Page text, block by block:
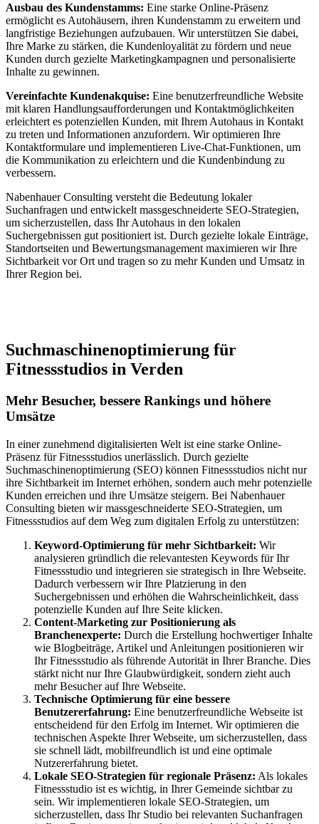
Ausbau des Kundenstamms: Eine starke Online-Präsenz
ermöglicht es Autohäusern, ihren Kundenstamm zu erweitern und
langfristige Beziehungen aufzubauen. Wir unterstützen Sie dabei,
Ihre Marke zu stärken, die Kundenloyalität zu fördern und neue
Kunden durch gezielte Marketingkampagnen und personalisierte
Inhalte zu gewinnen.
Vereinfachte Kundenakquise: Eine benutzerfreundliche Website
mit klaren Handlungsaufforderungen und Kontaktmöglichkeiten
erleichtert es potenziellen Kunden, mit Ihrem Autohaus in Kontakt
zu treten und Informationen anzufordern. Wir optimieren Ihre
Kontaktformulare und implementieren Live-Chat-Funktionen, um
die Kommunikation zu erleichtern und die Kundenbindung zu
verbessern.
Nabenhauer Consulting versteht die Bedeutung lokaler
Suchanfragen und entwickelt massgeschneiderte SEO-Strategien,
um sicherzustellen, dass Ihr Autohaus in den lokalen
Suchergebnissen gut positioniert ist. Durch gezielte lokale Einträge,
Standortseiten und Bewertungsmanagement maximieren wir Ihre
Sichtbarkeit vor Ort und tragen so zu mehr Kunden und Umsatz in
Ihrer Region bei.
Suchmaschinenoptimierung für
Fitnessstudios in Verden
Mehr Besucher, bessere Rankings und höhere
Umsätze
In einer zunehmend digitalisierten Welt ist eine starke Online-
Präsenz für Fitnessstudios unerlässlich. Durch gezielte
Suchmaschinenoptimierung (SEO) können Fitnessstudios nicht nur
ihre Sichtbarkeit im Internet erhöhen, sondern auch mehr potenzielle
Kunden erreichen und ihre Umsätze steigern. Bei Nabenhauer
Consulting bieten wir massgeschneiderte SEO-Strategien, um
Fitnessstudios auf dem Weg zum digitalen Erfolg zu unterstützen:
Keyword-Optimierung für mehr Sichtbarkeit: Wir
analysieren gründlich die relevantesten Keywords für Ihr
Fitnessstudio und integrieren sie strategisch in Ihre Webseite.
Dadurch verbessern wir Ihre Platzierung in den
Suchergebnissen und erhöhen die Wahrscheinlichkeit, dass
potenzielle Kunden auf Ihre Seite klicken.
Content-Marketing zur Positionierung als
Branchenexperte: Durch die Erstellung hochwertiger Inhalte
wie Blogbeiträge, Artikel und Anleitungen positionieren wir
Ihr Fitnessstudio als führende Autorität in Ihrer Branche. Dies
stärkt nicht nur Ihre Glaubwürdigkeit, sondern zieht auch
mehr Besucher auf Ihre Webseite.
Technische Optimierung für eine bessere
Benutzererfahrung: Eine benutzerfreundliche Webseite ist
entscheidend für den Erfolg im Internet. Wir optimieren die
technischen Aspekte Ihrer Webseite, um sicherzustellen, dass
sie schnell lädt, mobilfreundlich ist und eine optimale
Nutzererfahrung bietet.
Lokale SEO-Strategien für regionale Präsenz: Als lokales
Fitnessstudio ist es wichtig, in Ihrer Gemeinde sichtbar zu
sein. Wir implementieren lokale SEO-Strategien, um
sicherzustellen, dass Ihr Studio bei relevanten Suchanfragen